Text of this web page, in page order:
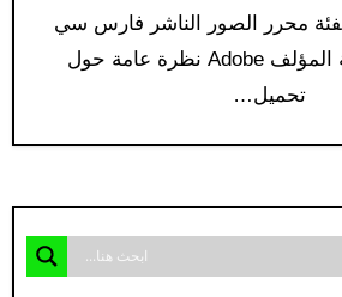
محرر الصور الناشر فارس سي
دي اللغة العربية المؤلف Adobe نظرة عامة حول
تحميل…